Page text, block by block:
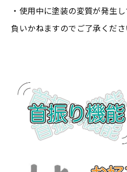
・使用中に塗装の変質が発生
負いかねますのでご了承くださ